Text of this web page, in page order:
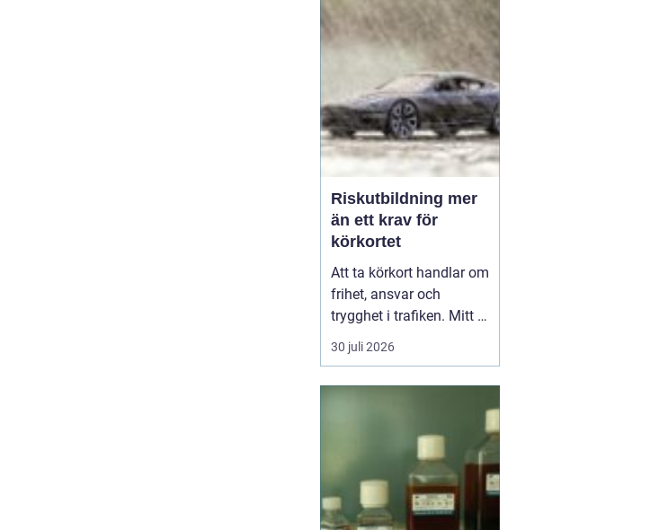
kostnader eller för att de
inte vet vart de ska
vända sig. Samtidigt kan
Riskutbildning mer
än ett krav för
körkortet
Att ta körkort handlar om
frihet, ansvar och
trygghet i trafiken. Mitt i
allt detta finns
riskutbildning, som
tanke: att ge blivande
förare en realistisk bild
av r...
30 juli 2026